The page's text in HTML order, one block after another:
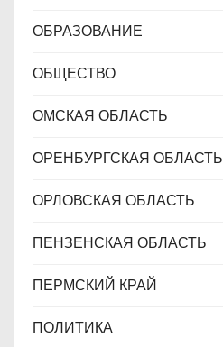
ОБРАЗОВАНИЕ
ОБЩЕСТВО
ОМСКАЯ ОБЛАСТЬ
ОРЕНБУРГСКАЯ ОБЛАСТЬ
ОРЛОВСКАЯ ОБЛАСТЬ
ПЕНЗЕНСКАЯ ОБЛАСТЬ
ПЕРМСКИЙ КРАЙ
ПОЛИТИКА